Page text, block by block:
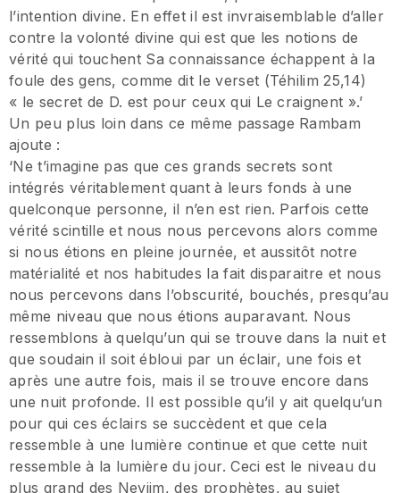
l’intention divine. En effet il est invraisemblable d’aller
contre la volonté divine qui est que les notions de
vérité qui touchent Sa connaissance échappent à la
foule des gens, comme dit le verset (Téhilim 25,14)
« le secret de D. est pour ceux qui Le craignent ».’
Un peu plus loin dans ce même passage Rambam
ajoute :
‘Ne t’imagine pas que ces grands secrets sont
intégrés véritablement quant à leurs fonds à une
quelconque personne, il n’en est rien. Parfois cette
vérité scintille et nous nous percevons alors comme
si nous étions en pleine journée, et aussitôt notre
matérialité et nos habitudes la fait disparaitre et nous
nous percevons dans l’obscurité, bouchés, presqu’au
même niveau que nous étions auparavant. Nous
ressemblons à quelqu’un qui se trouve dans la nuit et
que soudain il soit ébloui par un éclair, une fois et
après une autre fois, mais il se trouve encore dans
une nuit profonde. Il est possible qu’il y ait quelqu’un
pour qui ces éclairs se succèdent et que cela
ressemble à une lumière continue et que cette nuit
ressemble à la lumière du jour. Ceci est le niveau du
plus grand des Neviim, des prophètes, au sujet